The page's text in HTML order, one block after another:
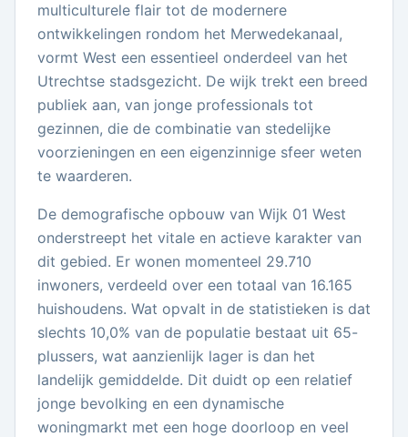
multiculturele flair tot de modernere
ontwikkelingen rondom het Merwedekanaal,
vormt West een essentieel onderdeel van het
Utrechtse stadsgezicht. De wijk trekt een breed
publiek aan, van jonge professionals tot
gezinnen, die de combinatie van stedelijke
voorzieningen en een eigenzinnige sfeer weten
te waarderen.
De demografische opbouw van Wijk 01 West
onderstreept het vitale en actieve karakter van
dit gebied. Er wonen momenteel 29.710
inwoners, verdeeld over een totaal van 16.165
huishoudens. Wat opvalt in de statistieken is dat
slechts 10,0% van de populatie bestaat uit 65-
plussers, wat aanzienlijk lager is dan het
landelijk gemiddelde. Dit duidt op een relatief
jonge bevolking en een dynamische
woningmarkt met een hoge doorloop en veel